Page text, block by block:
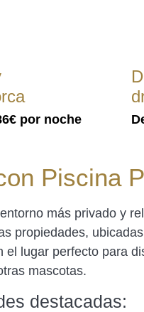
por noche
Piscina
más privado y
propiedades,
el lugar perfecto para
mascotas.
destacadas: